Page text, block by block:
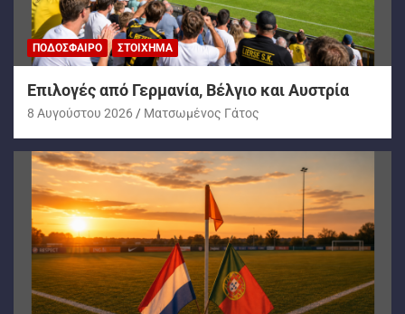
ΠΟΔΌΣΦΑΙΡΟ ΣΤΟΊΧΗΜΑ
Επιλογές από Γερμανία, Βέλγιο και Αυστρία
8 Αυγούστου 2026 Ματσωμένος Γάτος